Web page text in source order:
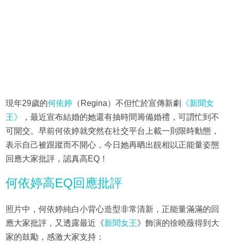
現年29歲的何依婷（Regina）不但忙於宣傳新劇
《新聞女
王》
，最近宣布結婚的她還有抽時間籌備婚禮，可謂忙到不
可開交。早前何依婷就突然在社交平台上載一則限時動態，
表示自己被跟蹤而不開心，今日她再晒出靚相以正能量姿態
回應大家批評，認真高EQ！
何依婷高EQ回應批評
照片中，何依婷純白小背心造型非常清新，正能量滿滿的回
應大家批評，又透露最近《新聞女王》飾演的徐曉薇得到大
家的鼓勵，感激大家支持：